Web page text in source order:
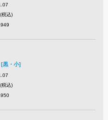
税込)
黒・小]
税込)